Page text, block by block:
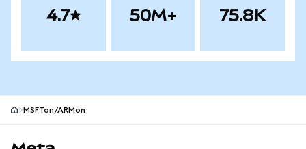
4.7 50M+ 75.8K
MSFTon/ARMon